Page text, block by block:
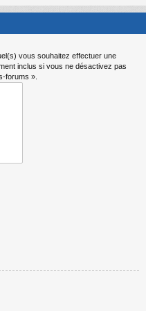
vous souhaitez effectuer une
inclus si vous ne désactivez pas
forums ».